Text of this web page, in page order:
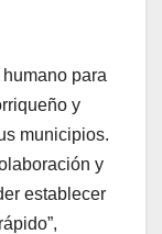
para
y
municipios.
y
establecer